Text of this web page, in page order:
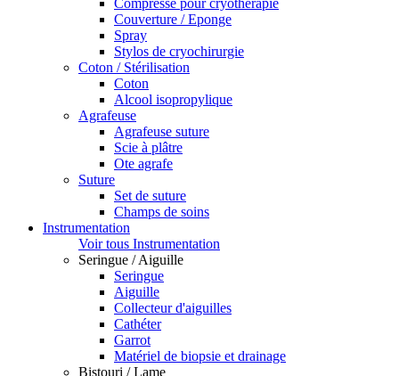
Compresse pour cryothérapie
Couverture / Eponge
Spray
Stylos de cryochirurgie
Coton / Stérilisation
Coton
Alcool isopropylique
Agrafeuse
Agrafeuse suture
Scie à plâtre
Ote agrafe
Suture
Set de suture
Champs de soins
Instrumentation
Voir tous Instrumentation
Seringue / Aiguille
Seringue
Aiguille
Collecteur d'aiguilles
Cathéter
Garrot
Matériel de biopsie et drainage
Bistouri / Lame